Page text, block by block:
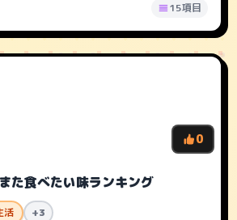
15項目
0
た食べたい味ランキング
活 +3